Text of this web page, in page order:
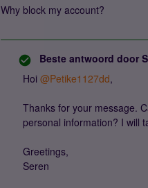
Why block my account?
Beste antwoord door
Hoi @Petike1127dd,
Thanks for your message.
personal information? I will
Greetings,
Seren